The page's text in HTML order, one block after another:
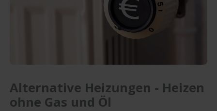
Alternative Heizungen - Heizen
ohne Gas und Öl